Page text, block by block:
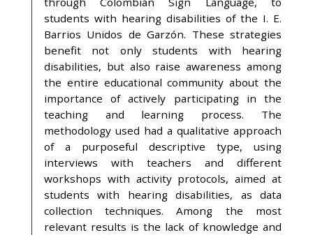
students with hearing disabilities of the I. E.
Barrios Unidos de Garzón. These strategies
benefit not only students with hearing
disabilities, but also raise awareness among
the entire educational community about the
importance of actively participating in the
teaching and learning process. The
methodology used had a qualitative approach
of a purposeful descriptive type, using
interviews with teachers and different
workshops with activity protocols, aimed at
students with hearing disabilities, as data
collection techniques. Among the most
relevant results is the lack of knowledge and